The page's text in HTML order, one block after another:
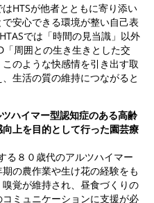
HTSが他者とともに寄り添い
安心できる環境が整い自己表
では「時間の見当識」以外
周囲との生き生きとした交
のような快感情を引き出す取
生活の質の維持につながると
ハイマー型認知症のある高齢
上を目的として行った園芸療
る８０歳代のアルツハイマー
の農作業や生け花の経験をも
覚が維持され、昼食づくりの
ミュニケーションに支援が必